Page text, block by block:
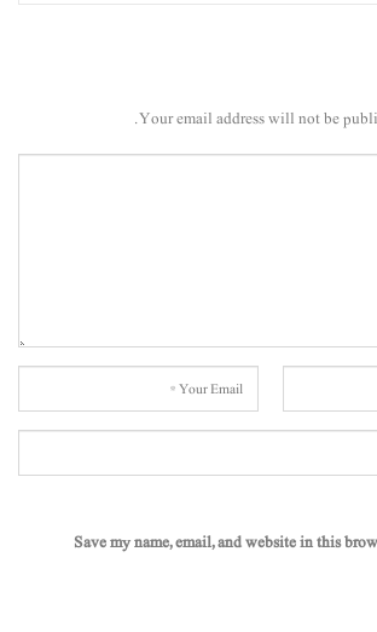
Your email address will not be
Save my name, email, and website in this